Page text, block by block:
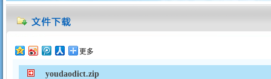
更多
youdaodict.zip